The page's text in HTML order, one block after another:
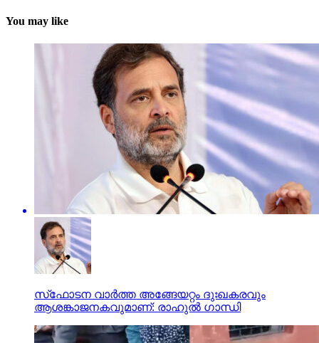
You may like
സ്‌ഫോടന വാര്‍ത്ത അങ്ങേയറ്റം ദുഃഖകരവും
ആശങ്കാജനകവുമാണ്: രാഹുല്‍ ഗാന്ധി